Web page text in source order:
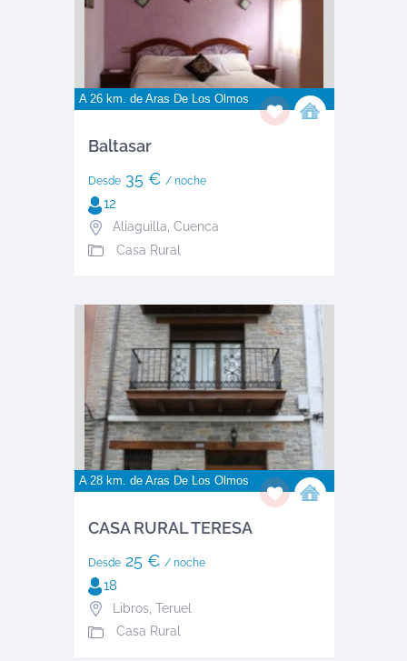
A 26 km. de Aras De Los Olmos
Baltasar
Desde35 € / noche
12
Aliaguilla, Cuenca
Casa Rural
A 28 km. de Aras De Los Olmos
CASA RURAL TERESA
Desde25 € / noche
18
Libros, Teruel
Casa Rural